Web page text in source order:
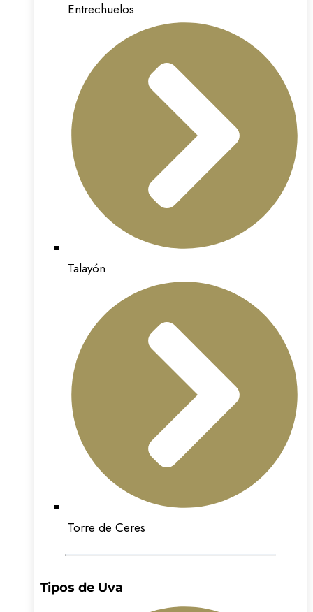
Entrechuelos
Talayón
Torre de Ceres
Tipos de Uva